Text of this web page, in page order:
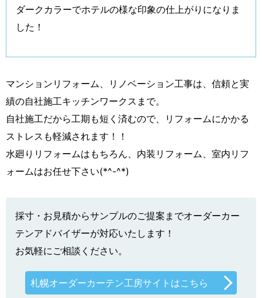
ダークカラーでホテルの様な印象の仕上がりになりま
した！
マンションリフォーム、リノベーション工事は、信頼と実
績の自社施工キッチンワークスまで。
自社施工だから工期も短く済むので、リフォームにかかる
ストレスも軽減されます！！
水廻りリフォームはもちろん、内装リフォーム、室内リフ
ォームはお任せ下さい(*^-^*)
採寸・お見積からサンプルのご提案までオーダーカー
テンアドバイザーが対応いたします！
お気軽にご相談ください。
札幌オーダーカーテン工房サイトはこちら